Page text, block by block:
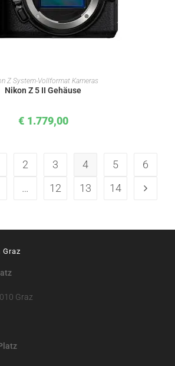
IN DEN WARENKORB
Z System-Vollformat Kameras
Nikon Z 5 II Gehäuse
€ 1.779,00
2 3 4 5
6
… 12 13 14
Graz
Graz